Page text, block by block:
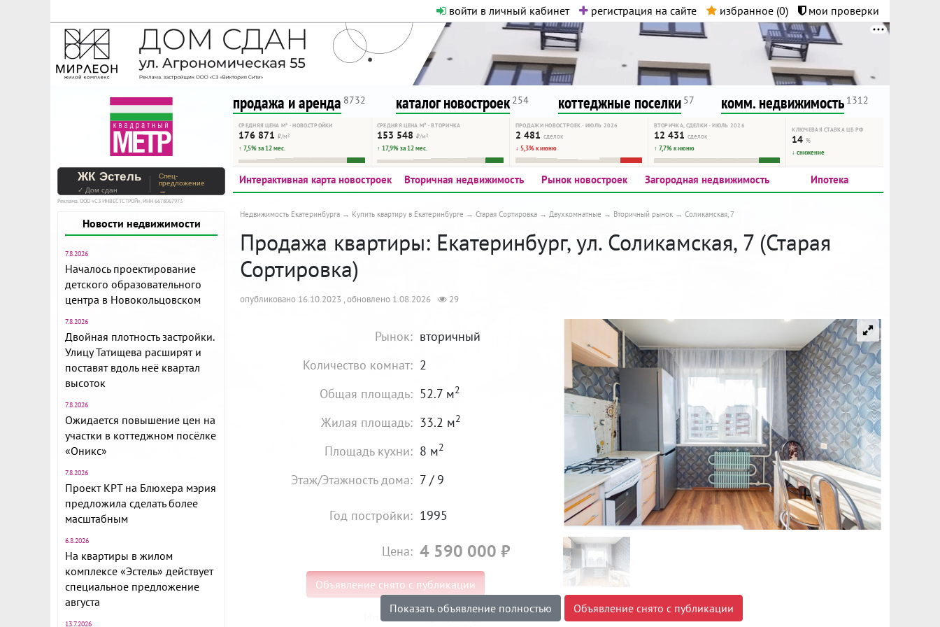
войти в личный кабинет регистрация на сайте избранное (0) мои проверки
На Метре реклама - только нормальная. Никакого шок-контента.
Помогайте независимому ресурсу, как он помогает вам. Удачи!
продажа и аренда 8732 каталог новостроек 254 коттеджные поселки 57 комм. недвижимость 1312
СРЕДНЯЯ ЦЕНА М² · НОВОСТРОЙКИ
176 871 ₽/м²
↑ 7,5% за 12 мес.
СРЕДНЯЯ ЦЕНА М² · ВТОРИЧКА
153 548 ₽/м²
↑ 17,9% за 12 мес.
ПРОДАЖИ НОВОСТРОЕК · ИЮЛЬ 2026
2 481 сделок
↓ 5,3% к июню
ВТОРИЧКА, СДЕЛКИ · ИЮЛЬ 2026
12 431 сделок
↑ 7,7% к июню
КЛЮЧЕВАЯ СТАВКА ЦБ РФ
14%
↓ снижение
ЖК Эстель
✓ Дом сдан
Спец-
предложение
→
Реклама. ООО «СЗ ИНВЕСТСТРОЙ», ИНН 6678067973
Новости недвижимости
7.8.2026
Началось проектирование
детского образовательного
центра в Новокольцовском
7.8.2026
Двойная плотность застройки.
Улицу Татищева расширят и
поставят вдоль неё квартал
высоток
7.8.2026
Ожидается повышение цен на
участки в коттеджном посёлке
«Оникс»
7.8.2026
Проект КРТ на Блюхера мэрия
предложила сделать более
масштабным
6.8.2026
На квартиры в жилом
комплексе «Эстель» действует
специальное предложение
августа
13.7.2026
Интерактивная карта новостроек Вторичная недвижимость Рынок новостроек Загородная недвижимость Ипотека
Недвижимость Екатеринбурга Купить квартиру в Екатеринбурге Старая Сортировка Двухкомнатные Вторичный рынок Соликамская, 7
Продажа квартиры: Екатеринбург, ул. Соликамская, 7 (Старая
Сортировка)
опубликовано 16.10.2023 , обновлено 1.08.2026 29
Рынок: вторичный
Количество комнат: 2
Общая площадь: 52.7 м2
Жилая площадь: 33.2 м2
Площадь кухни: 8 м2
Этаж/Этажность дома: 7 / 9
Год постройки: 1995
Цена: 4 590 000 ₽
Объявление снято с публикации
Ипотека: Не подходит
Показать объявление полностью Объявление снято с публикации